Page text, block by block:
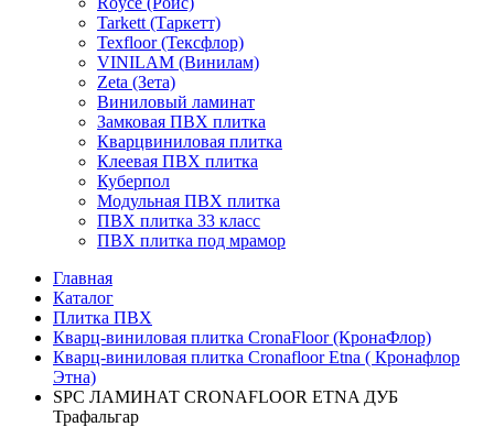
Tarkett (Таркетт)
Texfloor (Тексфлор)
VINILAM (Винилам)
Zeta (Зета)
Виниловый ламинат
Замковая ПВХ плитка
Кварцвиниловая плитка
Клеевая ПВХ плитка
Куберпол
Модульная ПВХ плитка
ПВХ плитка 33 класс
ПВХ плитка под мрамор
Главная
Каталог
Плитка ПВХ
Кварц-виниловая плитка CronaFloor (КронаФлор)
Кварц-виниловая плитка Cronafloor Etna ( Кронафлор
Этна)
SPC ЛАМИНАТ CRONAFLOOR ETNA ДУБ
Трафальгар